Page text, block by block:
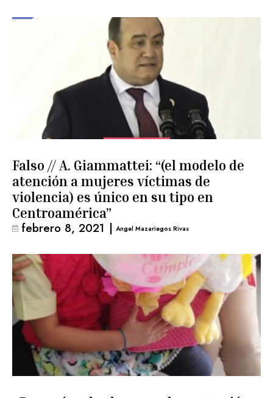
Falso // A. Giammattei: “(el modelo de
atención a mujeres víctimas de
violencia) es único en su tipo en
Centroamérica”
febrero 8, 2021 | Angel Mazariegos Rivas